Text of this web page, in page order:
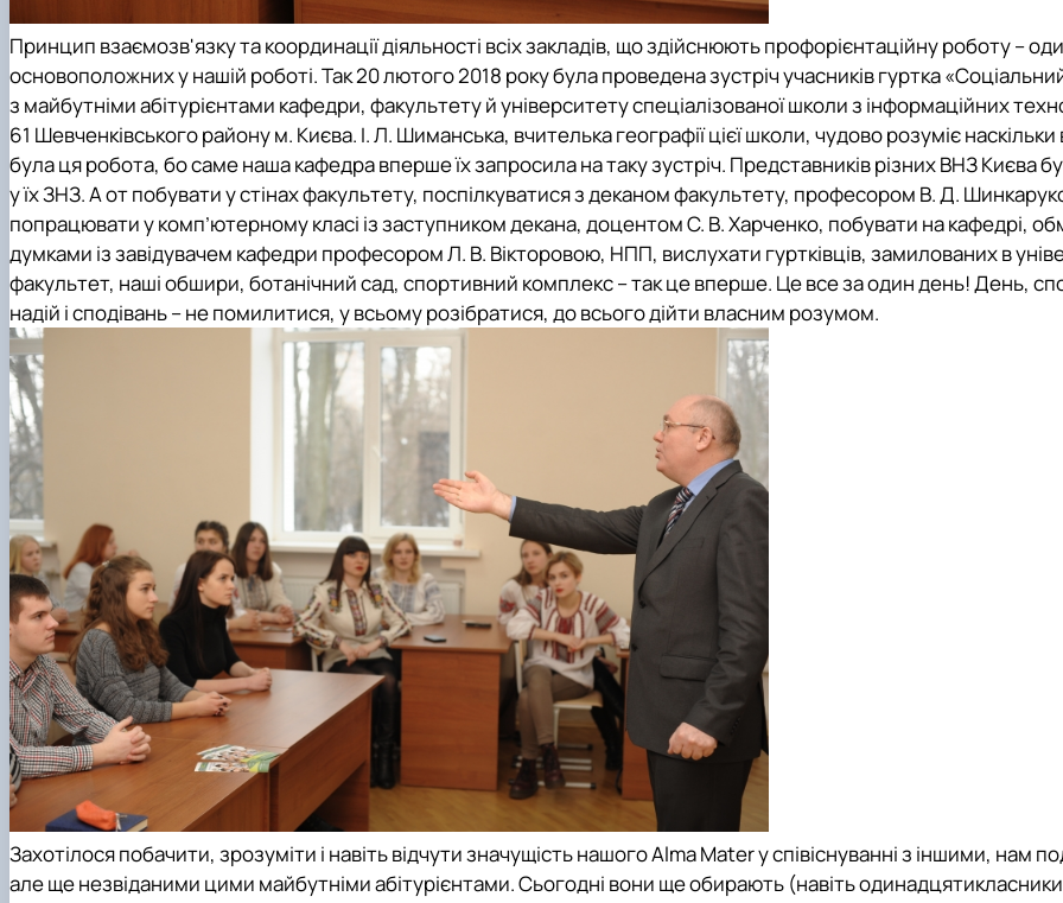
Принцип взаємозв'язку та координації діяльності всіх закладів, що здійснюють профорієнтаційну роботу –
основоположних у нашій роботі. Так 20 лютого 2018 року була проведена зустріч учасників гуртка
з майбутніми абітурієнтами кафедри, факультету й університету спеціалізованої школи з інформаційних
61 Шевченківського району м. Києва. І. Л. Шиманська, вчителька географії цієї школи, чудово розуміє
була ця робота, бо саме наша кафедра вперше їх запросила на таку зустріч. Представників різних ВНЗ Києва
у їх ЗНЗ. А от побувати у стінах факультету, поспілкуватися з деканом факультету, професором В. Д.
попрацювати у комп’ютерному класі із заступником декана, доцентом С. В. Харченко, побувати на кафедрі,
думками із завідувачем кафедри професором Л. В. Вікторовою, НПП, вислухати гуртківців, замилованих в
факультет, наші обшири, ботанічний сад, спортивний комплекс – так це вперше. Це все за один день! День,
надій і сподівань – не помилитися, у всьому розібратися, до всього дійти власним розумом.
Захотілося побачити, зрозуміти і навіть відчути значущість нашого Alma Mater у співіснуванні з іншими, нам
але ще незвіданими цими майбутніми абітурієнтами. Сьогодні вони ще обирають (навіть